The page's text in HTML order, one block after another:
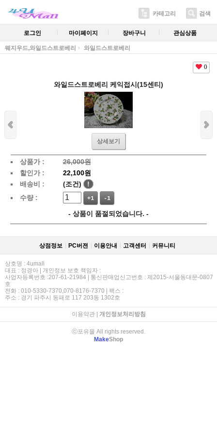
카테고리 검색
로그인 마이페이지 장바구니 관심상품
웨지우드,와일드스트로베리 와일드스트로베리
0
와일드스트로베리 케익접시(15센티)
상세보기
상품가 :
26,000원
할인가 :
22,100원
배송비 :
(조건)
!
수량 :
+1 -1
- 상품이 품절되었습니다. -
상점정보 PC버젼 이용안내 고객센터 커뮤니티
상호명 : 4umall
대표 : 정경아 | 개인정보 보호 책임자 :
사업자등록번호 :207-61-21984 | 통신판매업신고번호 : 제2015-서울동대문-0807
호
전화 : 010-5330-7370,070-8176-7370 | 팩스 :
주소 : 경기 파주시 동패로 117 203동 1302호
이용약관| 개인정보처리방침
ⓒ포유몰 All rights reserved.
MakeShop